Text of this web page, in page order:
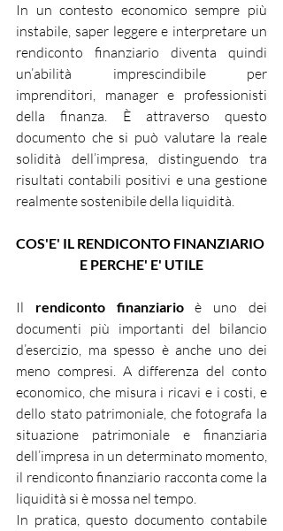
In un contesto economico sempre più
instabile, saper leggere e interpretare un
rendiconto finanziario diventa quindi
un’abilità imprescindibile per
imprenditori, manager e professionisti
della finanza. È attraverso questo
documento che si può valutare la reale
solidità dell’impresa, distinguendo tra
risultati contabili positivi e una gestione
realmente sostenibile della liquidità.
COS'E' IL RENDICONTO FINANZIARIO
E PERCHE' E' UTILE
Il rendiconto finanziario è uno dei
documenti più importanti del bilancio
d’esercizio, ma spesso è anche uno dei
meno compresi. A differenza del conto
economico, che misura i ricavi e i costi, e
dello stato patrimoniale, che fotografa la
situazione patrimoniale e finanziaria
dell’impresa in un determinato momento,
il rendiconto finanziario racconta come la
liquidità si è mossa nel tempo.
In pratica, questo documento contabile